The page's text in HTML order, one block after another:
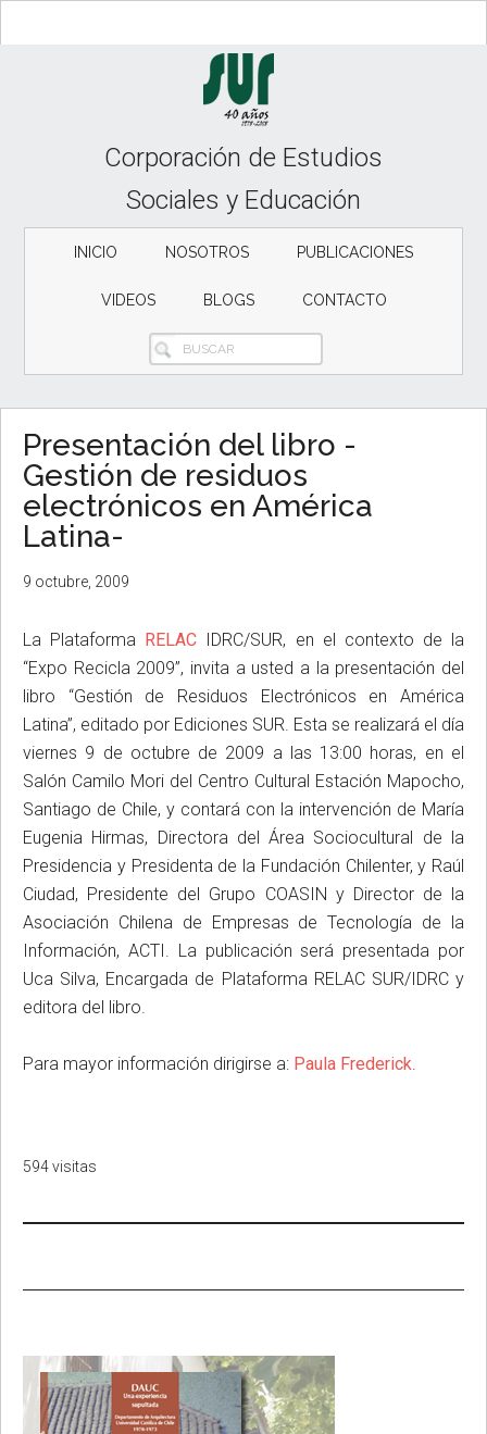
to
to
to
Corporación de Estudios
Sociales y Educación
INICIO NOSOTROS PUBLICACIONES
VIDEOS BLOGS CONTACTO
BUSCAR
Presentación del libro -
Gestión de residuos
electrónicos en América
Latina-
9 octubre, 2009
La Plataforma RELAC IDRC/SUR, en el contexto de la
“Expo Recicla 2009”, invita a usted a la presentación del
libro “Gestión de Residuos Electrónicos en América
Latina”, editado por Ediciones SUR. Esta se realizará el día
viernes 9 de octubre de 2009 a las 13:00 horas, en el
Salón Camilo Mori del Centro Cultural Estación Mapocho,
Santiago de Chile, y contará con la intervención de María
Eugenia Hirmas, Directora del Área Sociocultural de la
Presidencia y Presidenta de la Fundación Chilenter, y Raúl
Ciudad, Presidente del Grupo COASIN y Director de la
Asociación Chilena de Empresas de Tecnología de la
Información, ACTI. La publicación será presentada por
Uca Silva, Encargada de Plataforma RELAC SUR/IDRC y
editora del libro.
Para mayor información dirigirse a: Paula Frederick
594 visitas
Primary
Sidebar